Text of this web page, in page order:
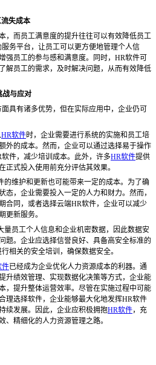
失成本
，而员工满意度的提升往往可以有效降低员工
务平台，让员工可以更方便地管理个人信
强员工的参与感和满意度。同时，HR软件可
解员工的需求，及时解决问题，从而有效降低
战与应对
具有诸多优势，但在实际应用中，企业仍可
HR软件时，企业需要进行系统的实施和员工培
外的成本。然而，企业可以通过选择易于操作
件，减少培训成本。此外，许多HR软件提供
正式投入使用前充分评估其效果。
的维护和更新也可能带来一定的成本。为了确
态，企业需要投入一定的人力和财力。然而，
合同，或者选择云端HR软件，企业可以减少
更新服务。
量员工个人信息和企业机密数据，因此数据安
题。企业应选择信誉良好、具备高安全标准的
相关的安全培训，确保数据安全。
件已经成为企业优化人力资源成本的利器。通
升绩效管理、实现数据化决策等方式，企业能
，提升整体运营效率。尽管在实施过程中可能
理选择软件，企业能够最大化地发挥HR软件
续发展。因此，企业应积极拥抱HR软件，充
、精细化的人力资源管理之路。